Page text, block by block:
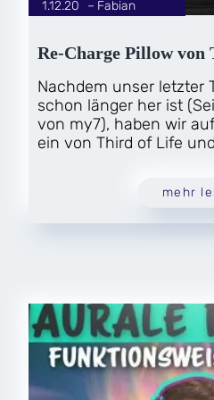
Re-Charge Pillow
Fabian
1.12.20
Nachdem unser letzter
schon länger her ist
von my7), haben wir
ein von Third of Life
mehr